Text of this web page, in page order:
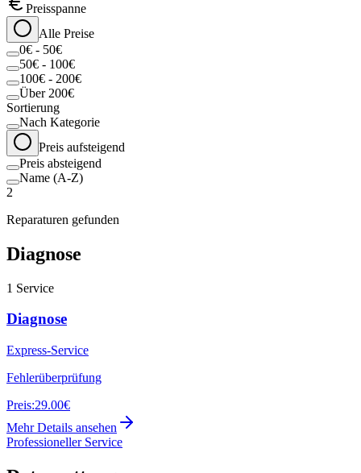
Preisspanne
Alle Preise
0€ - 50€
50€ - 100€
100€ - 200€
Über 200€
Sortierung
Nach Kategorie
Preis aufsteigend
Preis absteigend
Name (A-Z)
2
Reparaturen gefunden
Diagnose
1 Service
Diagnose
Express-Service
Fehlerüberprüfung
Preis:29.00€
Mehr Details ansehen
Professioneller Service